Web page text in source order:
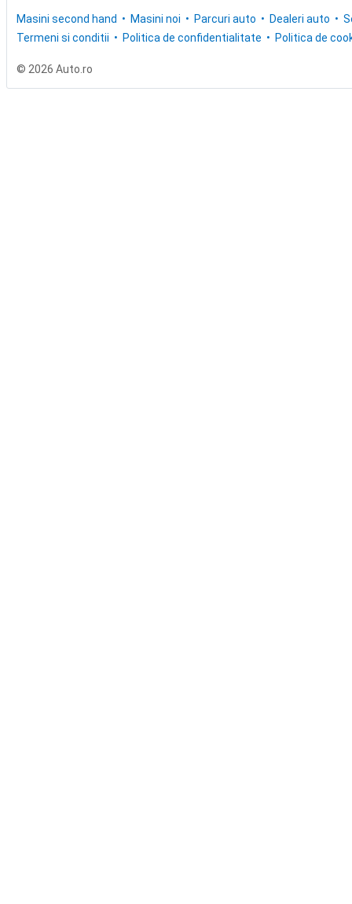
Masini second hand Masini noi Parcuri auto Dealeri auto
Termeni si conditii
Politica de confidentialitate Politica de
© 2026 Auto.ro